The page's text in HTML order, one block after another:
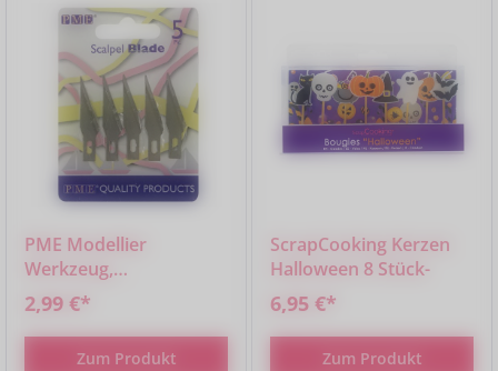
PME Modellier
Werkzeug,
Scalpellklinge für
Messer 5 Stück
2,99 €*
Zum Produkt
ScrapCooking Kerzen
Halloween 8 Stück-
6,95 €*
Zum Produkt